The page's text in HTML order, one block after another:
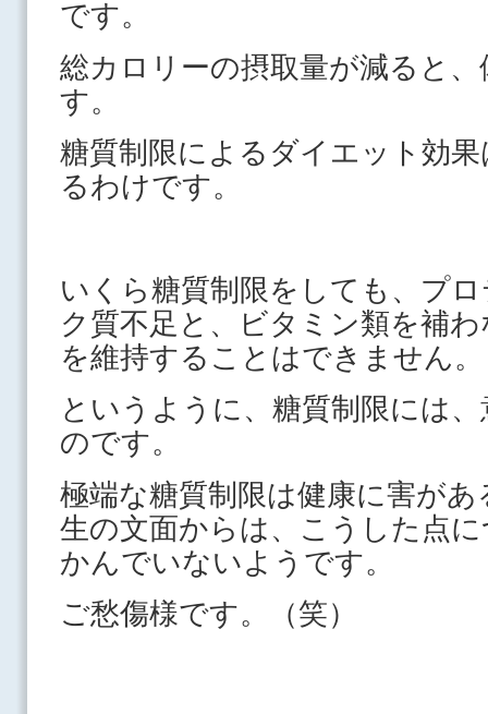
です。
総カロリーの摂取量が減ると
す。
糖質制限によるダイエット効
るわけです。
いくら糖質制限をしても、プ
ク質不足と、ビタミン類を補
を維持することはできません。
というように、糖質制限には
のです。
極端な糖質制限は健康に害が
生の文面からは、こうした点
かんでいないようです。
ご愁傷様です。（笑）